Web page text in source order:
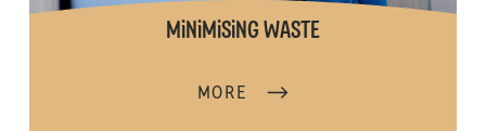
MiNiMiSiNG WASTE
MORE